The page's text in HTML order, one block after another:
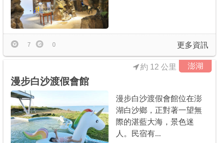
更多資訊
7 0
澎湖
漫步白沙渡假會館
約 12 公里
漫步白沙渡假會館位在澎
湖白沙鄉，正對著一望無
際的湛藍大海，景色迷
人。民宿有...